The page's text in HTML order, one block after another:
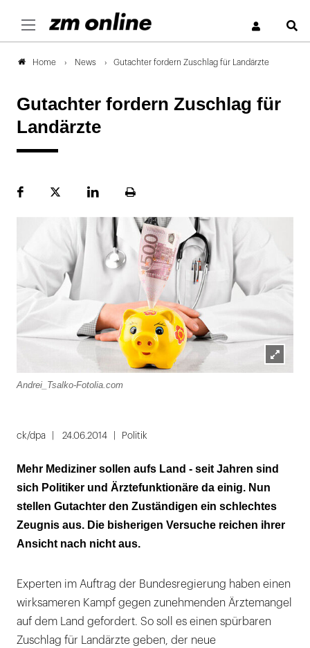
Home News Gutachter fordern Zuschlag für Landärzte
Gutachter fordern Zuschlag für
Landärzte
FacebookPlattformLinekdInSeite
Lightbox
Andrei_Tsalko-Fotolia.com
ck/dpa 24.06.2014 Politik
Mehr Mediziner sollen aufs Land - seit Jahren sind
sich Politiker und Ärztefunktionäre da einig. Nun
stellen Gutachter den Zuständigen ein schlechtes
Zeugnis aus. Die bisherigen Versuche reichen ihrer
Ansicht nach nicht aus.
Experten im Auftrag der Bundesregierung haben einen
wirksameren Kampf gegen zunehmenden Ärztemangel
auf dem Land gefordert. So soll es einen spürbaren
Zuschlag für Landärzte geben, der neue